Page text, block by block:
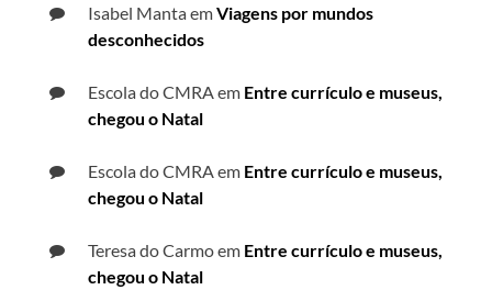
Isabel MantaemViagens por mundos
desconhecidos
Escola do CMRA em Entre currículo e museus,
chegou o Natal
Escola do CMRA em Entre currículo e museus,
chegou o Natal
Teresa do Carmoem Entre currículo e museus,
chegou o Natal